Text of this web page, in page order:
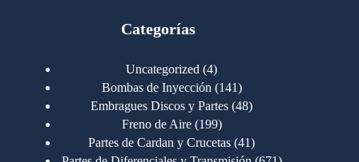
Categorías
Uncategorized 44
productos
Bombas de Inyección 141141
productos
Embragues Discos y Partes 4848
Freno de Aire 199199
productos
Partes de Cardan y Crucetas 4141
productos